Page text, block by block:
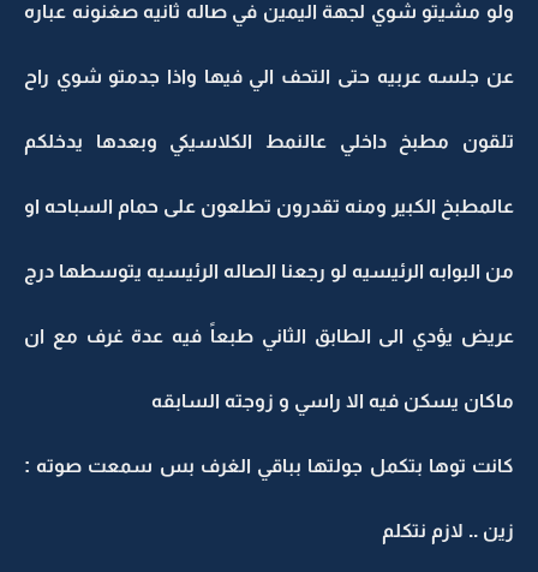
ولو مشيتو شوي لجهة اليمين في صاله ثانيه صغنونه عباره
عن جلسه عربيه حتى التحف الي فيها واذا جدمتو شوي راح
تلقون مطبخ داخلي عالنمط الكلاسيكي وبعدها يدخلكم
عالمطبخ الكبير ومنه تقدرون تطلعون على حمام السباحه او
من البوابه الرئيسيه لو رجعنا الصاله الرئيسيه يتوسطها درج
عريض يؤدي الى الطابق الثاني طبعاً فيه عدة غرف مع ان
ماكان يسكن فيه الا راسي و زوجته السابقه
كانت توها بتكمل جولتها بباقي الغرف بس سمعت صوته :
زين .. لازم نتكلم